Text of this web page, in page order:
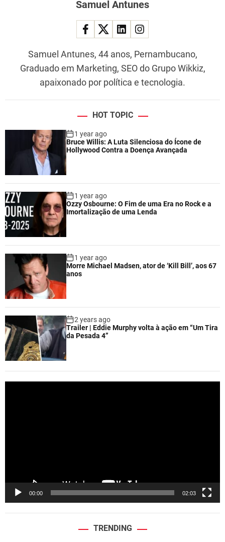
Samuel Antunes
Samuel Antunes, 44 anos, Pernambucano,
Graduado em Marketing, SEO do Grupo Wikkiz,
apaixonado por política e tecnologia.
HOT TOPIC
1 year ago
Bruce Willis: A Luta Silenciosa do Ícone de
Hollywood Contra a Doença Avançada
1 year ago
Ozzy Osbourne: O Fim de uma Era no Rock e a
Imortalização de uma Lenda
1 year ago
Morre Michael Madsen, ator de ‘Kill Bill’, aos 67
anos
2 years ago
Trailer | Eddie Murphy volta à ação em “Um Tira
da Pesada 4”
00:00 02:03
TRENDING